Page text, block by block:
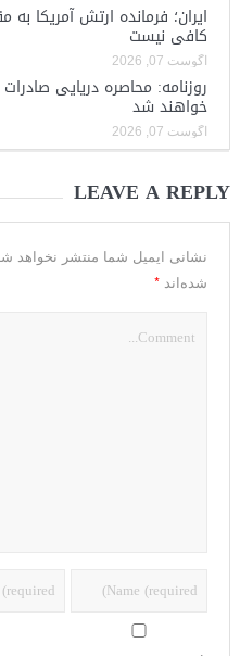
ایران؛ فرمانده ارتش آمریکا
کافی نیست
آگوست 07, 2026
روزنامه: محاصره دریایی
خواهند شد
آگوست 07, 2026
LEAVE A REPLY
نشانی ایمیل شما منتشر نخواهد
شده‌اند *